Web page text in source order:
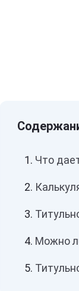
Что
Можно